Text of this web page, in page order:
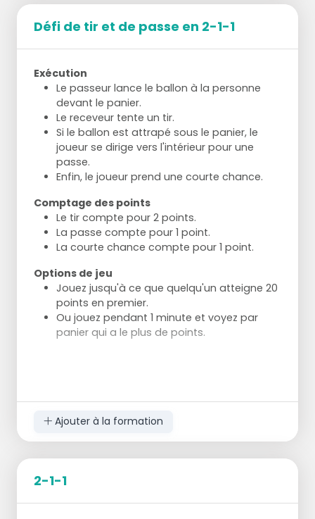
Défi de tir et de passe en 2-1-1
Exécution
Le passeur lance le ballon à la personne
devant le panier.
Le receveur tente un tir.
Si le ballon est attrapé sous le panier, le
joueur se dirige vers l'intérieur pour une
passe.
Enfin, le joueur prend une courte chance.
Comptage des points
Le tir compte pour 2 points.
La passe compte pour 1 point.
La courte chance compte pour 1 point.
Options de jeu
Jouez jusqu'à ce que quelqu'un atteigne 20
points en premier.
Ou jouez pendant 1 minute et voyez par
panier qui a le plus de points.
Ajouter à la formation
2-1-1